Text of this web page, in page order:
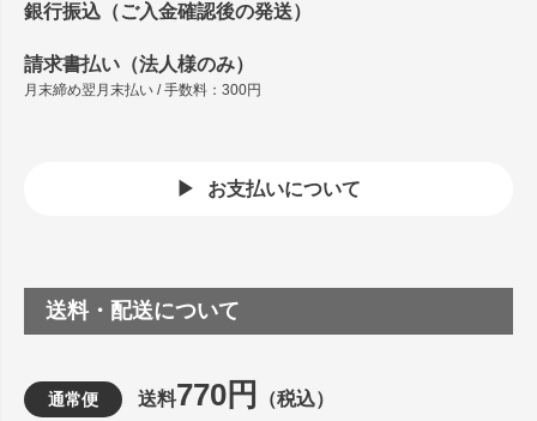
銀行振込（ご入金確認後の発送）
請求書払い（法人様のみ）
月末締め翌月末払い / 手数料：300円
お支払いについて
送料・配送について
通常便 送料770円 （税込）